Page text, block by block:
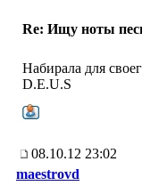
Re: Ищу ноты
Набирала для
D.E.U.S
08.10.12 23:02
maestrovd